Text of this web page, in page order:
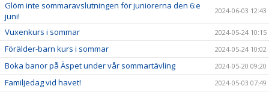
Glöm inte sommaravslutningen för juniorerna den 6:e
juni!
2024-06-03 12:43
Vuxenkurs i sommar 2024-05-24 10:15
Förälder-barn kurs i sommar 2024-05-24 10:02
Boka banor på Äspet under vår sommartävling 2024-05-20 09:20
Familjedag vid havet! 2024-05-03 07:49